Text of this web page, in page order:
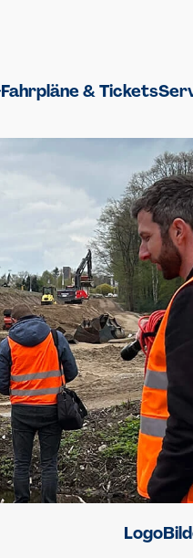
Fahrpläne & Tickets
Logo